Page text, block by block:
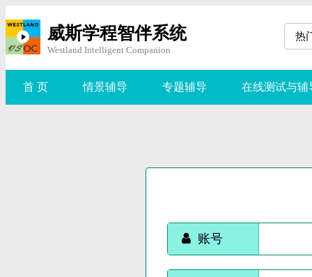
威斯学程智伴系统
Westland Intelligent Companion
热
首 页 情景辅导 专题辅导 在线测试与辅
账号